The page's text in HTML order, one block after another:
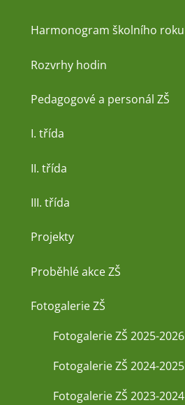
Harmonogram školního roku
Rozvrhy hodin
Pedagogové a personál ZŠ
I. třída
II. třída
III. třída
Projekty
Proběhlé akce ZŠ
Fotogalerie ZŠ
Fotogalerie ZŠ 2025-2026
Fotogalerie ZŠ 2024-2025
Fotogalerie ZŠ 2023-2024